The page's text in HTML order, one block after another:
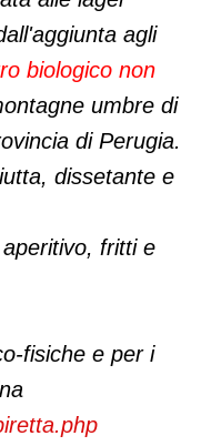
agli
biologico non
umbre di
di Perugia.
dissetante e
fritti e
fisiche e per i